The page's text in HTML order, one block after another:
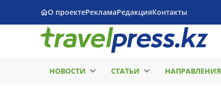
О проектеРекламаРедакцияКонтакты
НОВОСТИ СТАТЬИ НАПРАВЛЕНИЯ